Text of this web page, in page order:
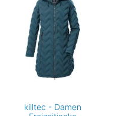
killtec - Damen